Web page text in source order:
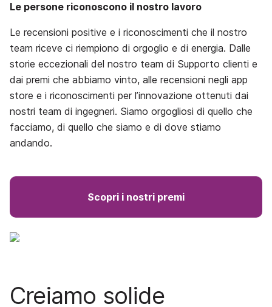
Le persone riconoscono il nostro lavoro
Le recensioni positive e i riconoscimenti che il nostro
team riceve ci riempiono di orgoglio e di energia. Dalle
storie eccezionali del nostro team di Supporto clienti e
dai premi che abbiamo vinto, alle recensioni negli app
store e i riconoscimenti per l’innovazione ottenuti dai
nostri team di ingegneri. Siamo orgogliosi di quello che
facciamo, di quello che siamo e di dove stiamo
andando.
Scopri i nostri premi
Creiamo solide